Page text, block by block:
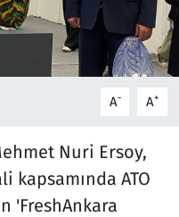
A- A+
Nuri Ersoy,
kapsamında ATO
'FreshAnkara